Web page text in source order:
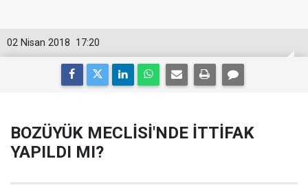
17:20
02 Nisan 2018
BOZÜYÜK MECLİSİ'NDE İTTİFAK
YAPILDI MI?